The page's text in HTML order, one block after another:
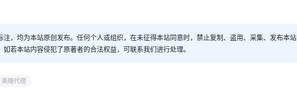
，均为本站原创发布。任何个人或组织，在未征得本站同意时，禁止复制、盗用、采集、发布本站
若本站内容侵犯了原著者的合法权益，可联系我们进行处理。
美瞳代理